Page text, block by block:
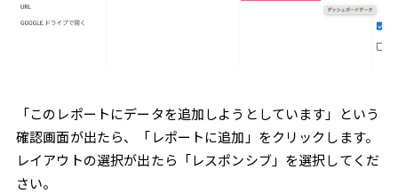
「このレポートにデータを追加しようとしています」という
確認画面が出たら、「レポートに追加」をクリックします。
レイアウトの選択が出たら「レスポンシブ」を選択してくだ
さい。